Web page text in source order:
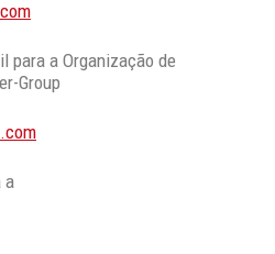
para a Organização de
Group
a